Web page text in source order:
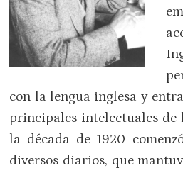
con la lengua inglesa y
principales intelectuales de
la década de 1920
diversos diarios, que